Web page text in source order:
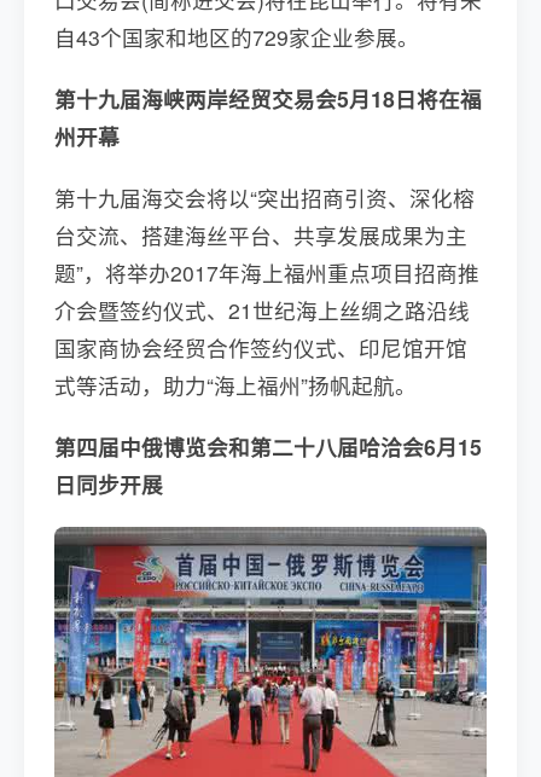
自43个国家和地区的729家企业参展。
第十九届海峡两岸经贸交易会5月18日将在福
州开幕
第十九届海交会将以“突出招商引资、深化榕
台交流、搭建海丝平台、共享发展成果为主
题”，将举办2017年海上福州重点项目招商推
介会暨签约仪式、21世纪海上丝绸之路沿线
国家商协会经贸合作签约仪式、印尼馆开馆
式等活动，助力“海上福州”扬帆起航。
第四届中俄博览会和第二十八届哈洽会6月15
日同步开展